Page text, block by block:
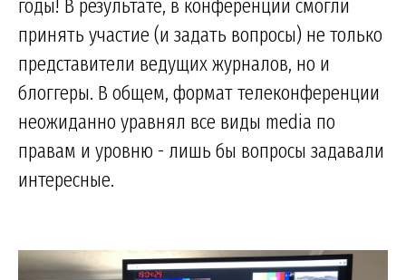
принять участие (и задать вопросы) не только
представители ведущих журналов, но и
блоггеры. В общем, формат телеконференции
неожиданно уравнял все виды media по
правам и уровню - лишь бы вопросы задавали
интересные.